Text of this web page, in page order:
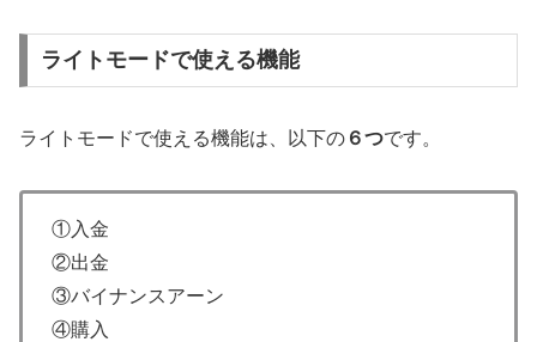
ライトモードで使える機能
ライトモードで使える機能は、以下の ６つです。
①入金
②出金
③バイナンスアーン
④購入